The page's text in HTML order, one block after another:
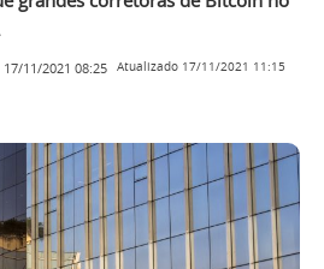
17/11/2021 08:25 Atualizado 17/11/2021 11:15